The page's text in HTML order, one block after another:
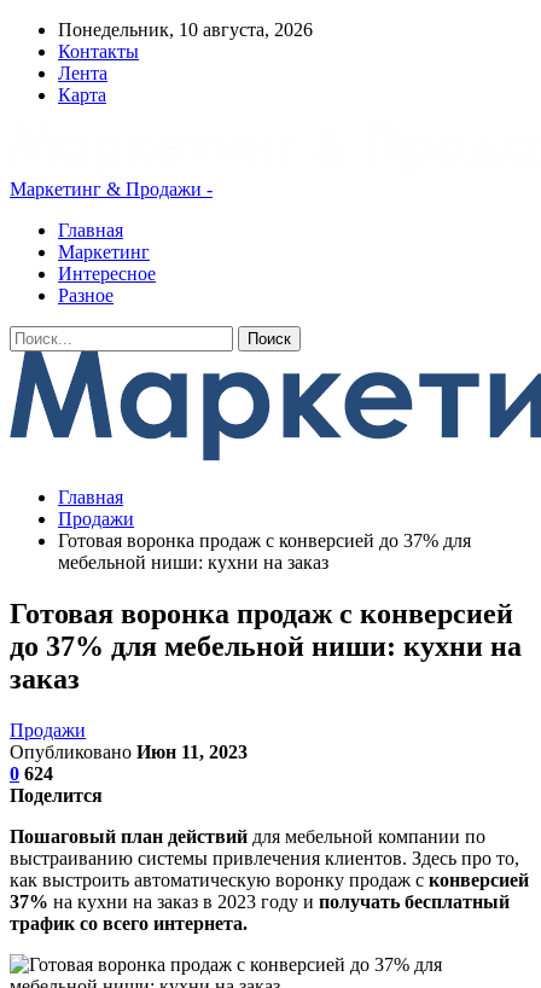
Понедельник, 10 августа, 2026
Контакты
Лента
Карта
Маркетинг & Продажи -
Главная
Маркетинг
Интересное
Разное
Главная
Продажи
Готовая воронка продаж с конверсией до 37% для
мебельной ниши: кухни на заказ
Готовая воронка продаж с конверсией
до 37% для мебельной ниши: кухни на
заказ
Продажи
Опубликовано Июн 11, 2023
0 624
Поделится
Пошаговый план действий для мебельной компании по
выстраиванию системы привлечения клиентов. Здесь про то,
как выстроить автоматическую воронку продаж с конверсией
37% на кухни на заказ в 2023 году и получать бесплатный
трафик со всего интернета.